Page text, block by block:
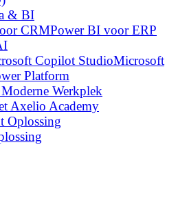
& BI
CRMPower BI voor ERP
Copilot StudioMicrosoft
Platform
Werkplek
Axelio Academy
Oplossing